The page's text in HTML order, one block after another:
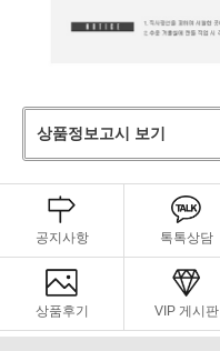
상품정보고시 보기
공지사항 톡톡상담
상품후기 VIP 게시판